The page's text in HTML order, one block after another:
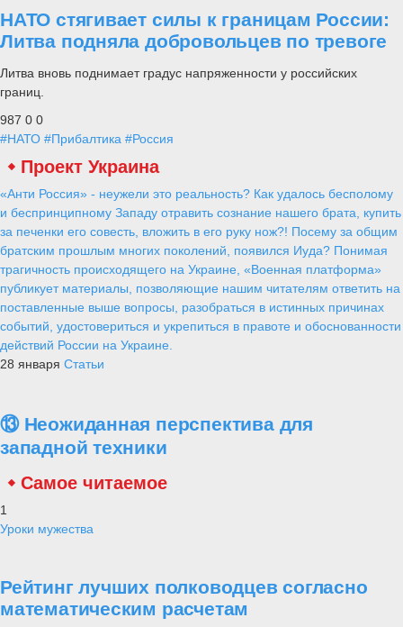
НАТО стягивает силы к границам России:
Литва подняла добровольцев по тревоге
Литва вновь поднимает градус напряженности у российских
границ.
987 0 0
#НАТО #Прибалтика #Россия
Проект Украина
«Анти Россия» - неужели это реальность? Как удалось бесполому
и беспринципному Западу отравить сознание нашего брата, купить
за печенки его совесть, вложить в его руку нож?! Посему за общим
братским прошлым многих поколений, появился Иуда? Понимая
трагичность происходящего на Украине, «Военная платформа»
публикует материалы, позволяющие нашим читателям ответить на
поставленные выше вопросы, разобраться в истинных причинах
событий, удостовериться и укрепиться в правоте и обоснованности
действий России на Украине.
28 января Статьи
⑬ Неожиданная перспектива для
западной техники
Самое читаемое
1
Уроки мужества
Рейтинг лучших полководцев согласно
математическим расчетам